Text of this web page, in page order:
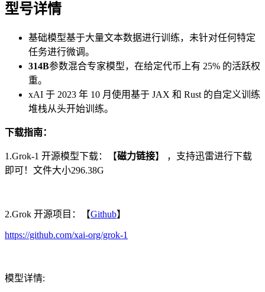
型号详情
基础模型基于大量文本数据进行训练，未针对任何特定
任务进行微调。
314B参数混合专家模型，在给定代币上有 25% 的活跃权
重。
xAI 于 2023 年 10 月使用基于 JAX 和 Rust 的自定义训练
堆栈从头开始训练。
下载指南：
1.Grok-1 开源模型下载：【磁力链接】 ，支持迅雷进行下载
即可！文件大小296.38G
2.Grok 开源项目：【Github】
https://github.com/xai-org/grok-1
模型详情: